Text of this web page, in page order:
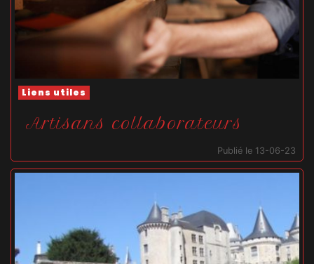
Liens utiles
Artisans collaborateurs
Publié le 13-06-23